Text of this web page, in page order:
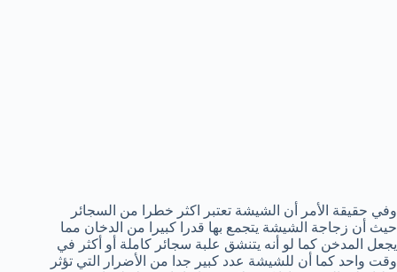
وفي حقيقة الأمر أن الشيشة تعتبر اكثر خطرا من السجائر
حيث أن زجاجة الشيشة يتجمع بها قدرا كبيرا من الدخان مما
يجعل المدخن كما لو أنه يتنشق علبة سجائر كاملة أو أكثر في
وقت واحد كما أن للشيشة عدد كبير جدا من الأضرار التي تؤثر